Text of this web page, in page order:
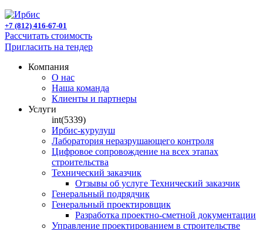
+7 (812) 416-67-01
Рассчитать стоимость
Пригласить на тендер
Компания
О нас
Наша команда
Клиенты и партнеры
Услуги
int(5339)
Ирбис-курулуш
Лаборатория неразрушающего контроля
Цифровое сопровождение на всех этапах
строительства
Технический заказчик
Отзывы об услуге Технический заказчик
Генеральный подрядчик
Генеральный проектировщик
Разработка проектно-сметной документации
Управление проектированием в строительстве